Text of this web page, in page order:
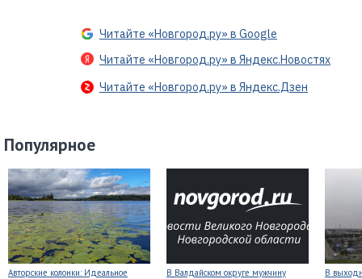
Читайте «Новгород.ру» в Google
Читайте «Новгород.ру» в Яндекс.Новостях
Читайте «Новгород.ру» в Яндекс.Дзен
Популярное
Авторские колонки: Идеальное
В Валдайском округе мужчину
В